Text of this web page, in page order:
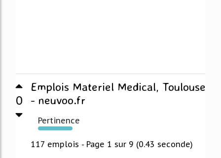
0
Emplois Materiel Medical, Toulouse
- neuvoo.fr
Pertinence
174%
117 emplois - Page 1 sur 9 (0.43 seconde)